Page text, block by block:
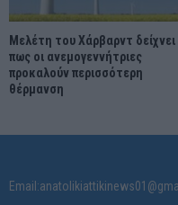
Μελέτη του Χάρβαρντ δείχνει
πως οι ανεμογεννήτριες
προκαλούν περισσότερη
θέρμανση